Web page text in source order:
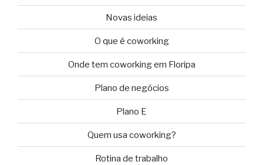
Novas ideias
O que é coworking
Onde tem coworking em Floripa
Plano de negócios
Plano E
Quem usa coworking?
Rotina de trabalho